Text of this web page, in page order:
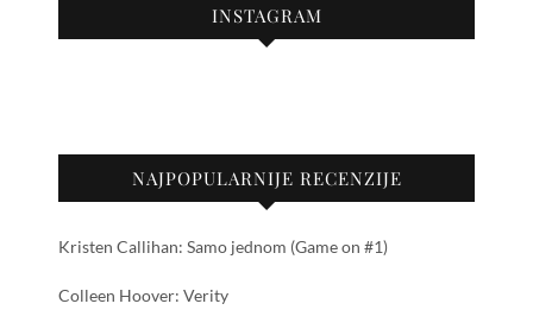
INSTAGRAM
NAJPOPULARNIJE RECENZIJE
Kristen Callihan: Samo jednom (Game on #1)
Colleen Hoover: Verity